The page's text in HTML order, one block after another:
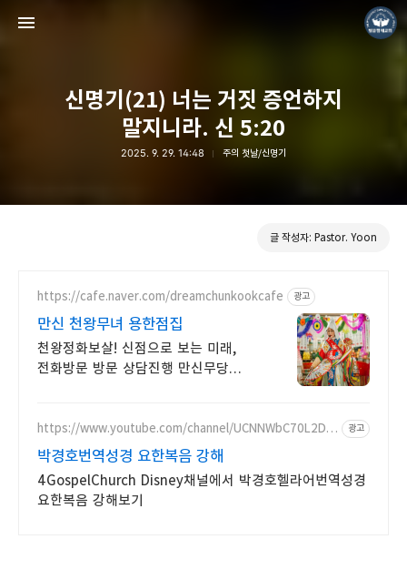
신명기(21) 너는 거짓 증언하지
말지니라. 신 5:20
2025. 9. 29. 14:48 주의 첫날/신명기
글 작성자: Pastor. Yoon
https://cafe.naver.com/dreamchunkookcafe 광고
만신 천왕무녀 용한점집
천왕정화보살! 신점으로 보는 미래,
전화방문 방문 상담진행 만신무당
https://www.youtube.com/channel/UCNNWbC70L2DL
광고
박경호번역성경 요한복음 강해
4GospelChurch Disney채널에서 박경호헬라어번역성경
요한복음 강해보기
❏말씀침례교회 ❏AV1611.net ❏Peter Yoon